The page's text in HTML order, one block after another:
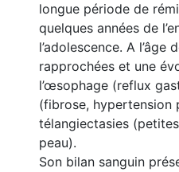
longue période de
quelques années de
l’adolescence. A
rapprochées et une
l’œsophage (reflux
(fibrose, hypertension
télangiectasies
peau).
Son bilan sanguin